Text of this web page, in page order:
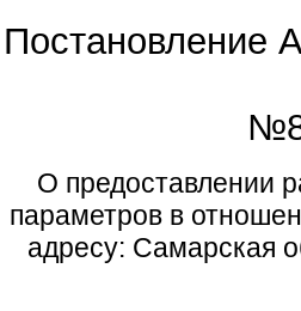
Постановление
О предоставлении
параметров в
адресу: Самарская